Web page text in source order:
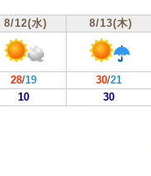
8/12(水) 8/13(木)
28/19 30/21
10 30